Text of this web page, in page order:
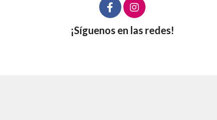
¡Síguenos en las redes!